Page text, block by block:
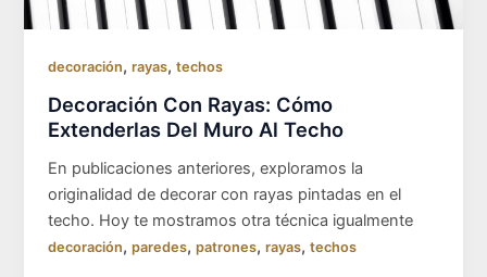
decoración,rayas,techos
Decoración Con Rayas: Cómo
Extenderlas Del Muro Al Techo
En publicaciones anteriores, exploramos la
originalidad de decorar con rayas pintadas en el
techo. Hoy te mostramos otra técnica igualmente
decoración,paredes,patrones,rayas,techos